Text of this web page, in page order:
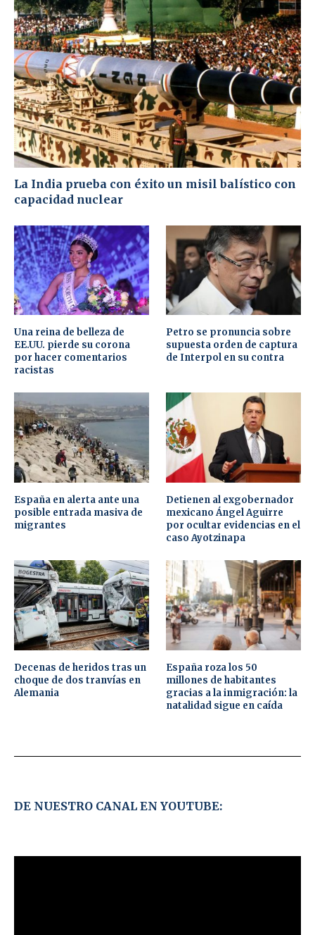
La India prueba con éxito un misil balístico con
capacidad nuclear
Una reina de belleza de
EE.UU. pierde su corona
por hacer comentarios
racistas
Petro se pronuncia sobre
supuesta orden de captura
de Interpol en su contra
España en alerta ante una
posible entrada masiva de
migrantes
Detienen al exgobernador
mexicano Ángel Aguirre
por ocultar evidencias en el
caso Ayotzinapa
Decenas de heridos tras un
choque de dos tranvías en
Alemania
España roza los 50
millones de habitantes
gracias a la inmigración: la
natalidad sigue en caída
DE NUESTRO CANAL EN YOUTUBE: